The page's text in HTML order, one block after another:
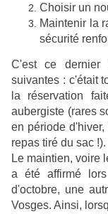
Choisir un
Maintenir la
sécurité
C'est ce
suivantes : c'était
la réservation
aubergiste (rares
en période
repas tiré du sac !).
Le maintien, voire
a été affirmé
d'octobre, une
Vosges. Ainsi,